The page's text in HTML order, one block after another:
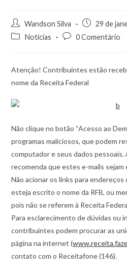
Wandson Silva
29 de
Notícias
0 Comentário
Atenção! Contribuintes estão
nome da Receita Federal
Não clique no botão “Acesso ao
programas maliciosos, que podem
computador e seus dados pessoais.
recomenda que estes e-mails
Não acionar os links para
esteja escrito o nome da RFB, ou
pois não se referem à Receita
Para esclarecimento de dúvidas ou
contribuintes podem procurar as
página na internet (
contato com o Receitafone (146).